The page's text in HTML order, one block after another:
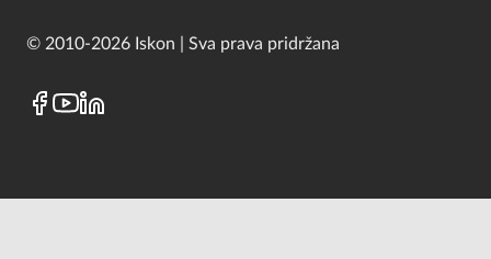
© 2010-2026 Iskon | Sva prava pridržana